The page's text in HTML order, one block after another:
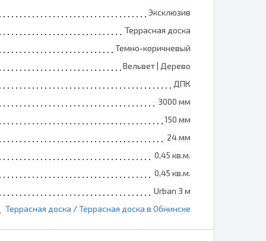
Эксклюзив
Террасная доска
Темно-коричневый
Вельвет | Дерево
ДПК
3000 мм
150 мм
24 мм
0,45 кв.м.
0,45 кв.м.
Urban 3 м
Террасная доска /Террасная доска в Обнинске